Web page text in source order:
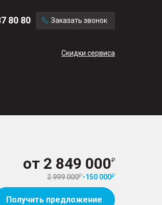
80 80 Заказать звонок
Скидки сервиса
от 2 849 000
2 999 000 -150 000
Получить предложение